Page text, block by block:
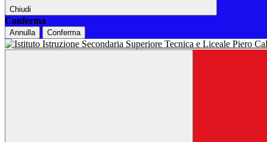
Chiudi
Conferma
Annulla Conferma